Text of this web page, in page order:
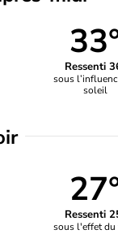
Ressenti
sous
soleil
Ressenti
sous l'effet du